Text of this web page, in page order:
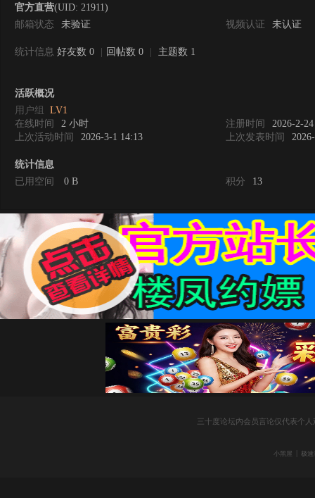
官方直营(UID: 21911)
邮箱状态
未验证 视频认证 未认证
统计信息 好友数 0 回帖数 0 主题数 1
活跃概况
用户组 LV1
在线时间
2 小时 注册时间
2026-2-
上次活动时间
2026-3-1 14:13 上次发表时间
统计信息
已用空间
0 B 积分 13
三十度论坛内会员言论仅代表个
小黑屋 极速